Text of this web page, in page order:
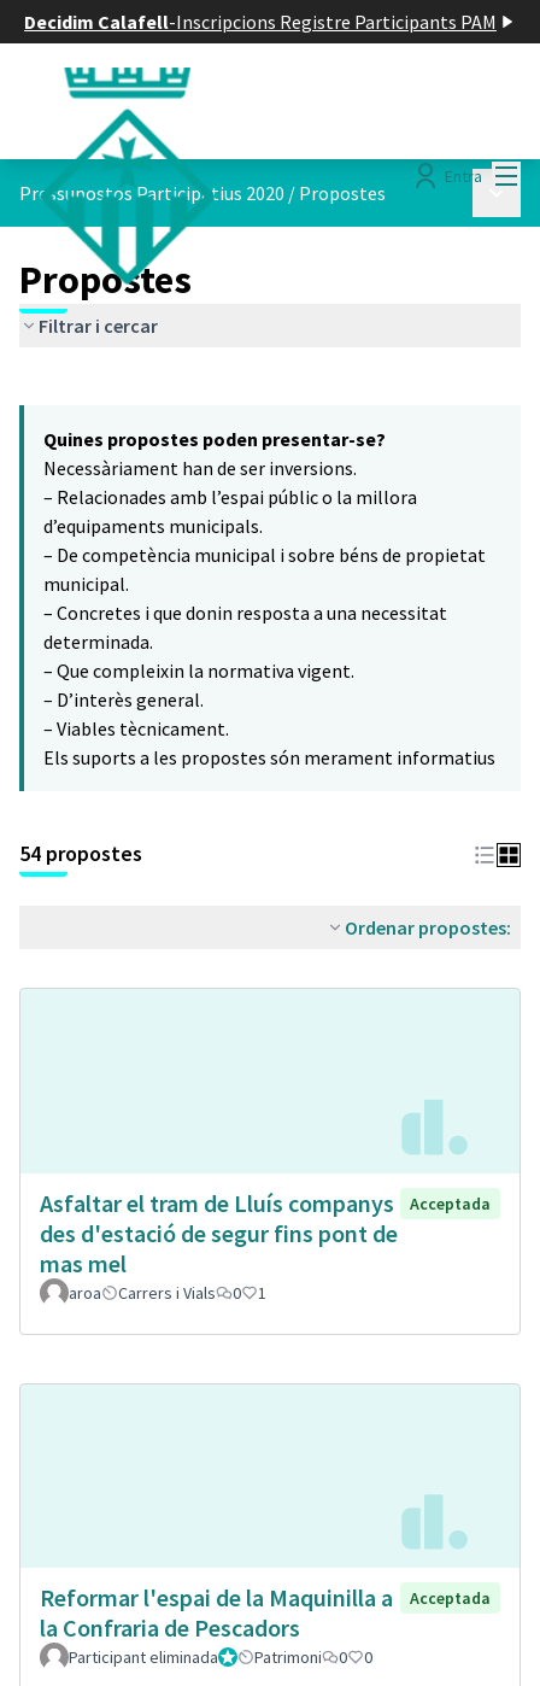
Decidim Calafell-Inscripcions Registre Participants PAM
Entra
Pressupostos Participatius 2020 / Propostes
Propostes
Filtrar i cercar
−
Quines propostes poden presentar-se?
Necessàriament han de ser inversions.
– Relacionades amb l’espai públic o la millora
d’equipaments municipals.
– De competència municipal i sobre béns de propietat
municipal.
– Concretes i que donin resposta a una necessitat
determinada.
– Que compleixin la normativa vigent.
– D’interès general.
– Viables tècnicament.
Els suports a les propostes són merament informatius
54 propostes
Ordenar propostes:
Asfaltar el tram de Lluís companys
des d'estació de segur fins pont de
mas mel
Acceptada
aroa Carrers i Vials 0 1
Reformar l'espai de la Maquinilla a
la Confraria de Pescadors
Acceptada
Participant eliminadaAdministrador
Patrimoni 0 0